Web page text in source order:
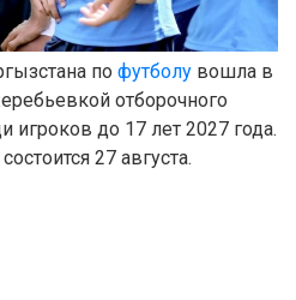
по футболу вошла в
отборочного
игроков до 17 лет 2027 года.
27 августа.